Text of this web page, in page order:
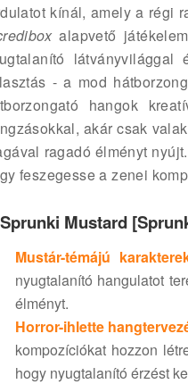
kínál, amely a régi
alapvető
- a mod
hangok
akár csak
ragadó élményt
feszegesse a zenei
Mustard
Mustár-témájú
nyugtalanító hangulatot
élményt.
Horror-ihlette
kompozíciókat hozzon
hogy nyugtalanító érzést